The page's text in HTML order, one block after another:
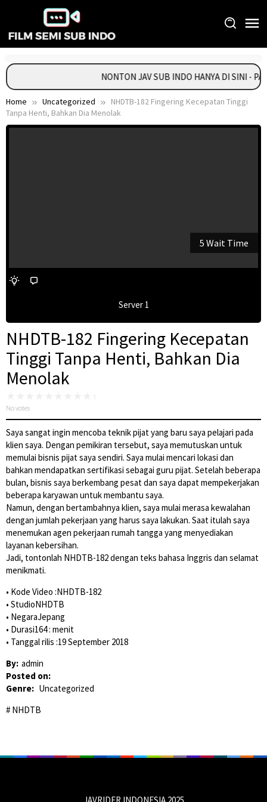
content
NONTON JAV SUB INDO HANYA DI SINI -
Home Uncategorized
NHDTB-182 Fingering Kecepatan Tinggi
Tanpa Henti, Bahkan Dia Menolak
5 Wait Time
Server 1
NHDTB-182 Fingering Kecepatan
Tinggi Tanpa Henti, Bahkan Dia
Menolak
No votes
Saya sangat ingin mencoba teknik pijat yang baru saya pelajari pada
klien saya. Dengan pemikiran tersebut, saya memutuskan untuk
memulai bisnis pijat saya sendiri. Saya mulai mencari lokasi dan
bahkan mendapatkan sertifikasi sebagai guru pijat. Setelah beberapa
bulan, bisnis saya berkembang pesat dan saya dapat mempekerjakan
beberapa karyawan untuk membantu saya.
Namun, dengan bertambahnya klien, saya mulai merasa kewalahan
dengan jumlah pekerjaan yang harus saya lakukan. Saat itulah saya
menemukan agen pekerjaan rumah tangga yang menyediakan
layanan kebersihan.
Jadi, tontonlah NHDTB-182 dengan teks bahasa Inggris dan selamat
menikmati.
• Kode Video :NHDTB-182
• StudioNHDTB
• NegaraJepang
• Durasi164 : menit
• Tanggal rilis :19 September 2018
By: admin
Posted on:
Genre: Uncategorized
NHDTB